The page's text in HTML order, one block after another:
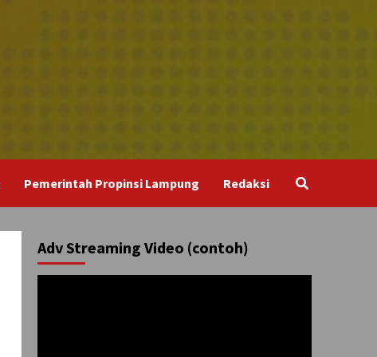
Pemerintah Propinsi Lampung Redaksi
Adv Streaming Video (contoh)